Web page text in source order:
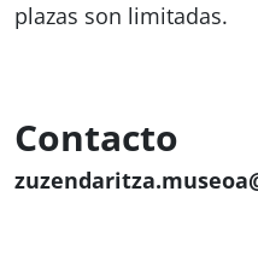
plazas son limitadas.
Contacto